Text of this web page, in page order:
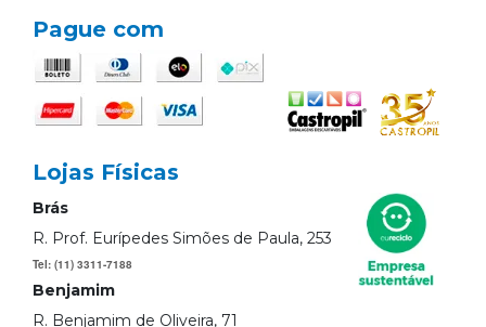
Pague com
Lojas Físicas
Brás
R. Prof. Eurípedes Simões de Paula, 253
Tel: (11) 3311-7188
Benjamim
R. Benjamim de Oliveira, 71